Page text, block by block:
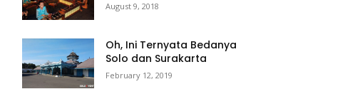
August 9, 2018
Oh, Ini Ternyata Bedanya
Solo dan Surakarta
February 12, 2019